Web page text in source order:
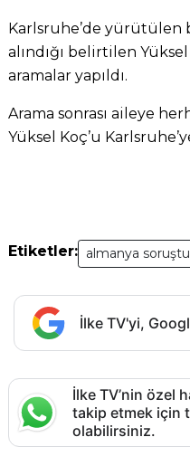
Karlsruhe’de yürütülen
alındığı belirtilen Yüksel
aramalar yapıldı.
Arama sonrası aileye
Yüksel Koç’u
Etiketler: almanya
İlke TV'yi,
İlke TV’nin özel
takip etmek için
olabilirsiniz.